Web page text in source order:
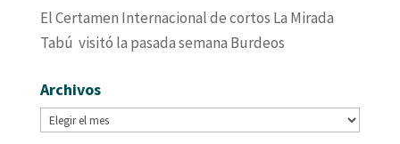
El Certamen Internacional de cortos La Mirada
Tabú visitó la pasada semana Burdeos
Archivos
Archivos